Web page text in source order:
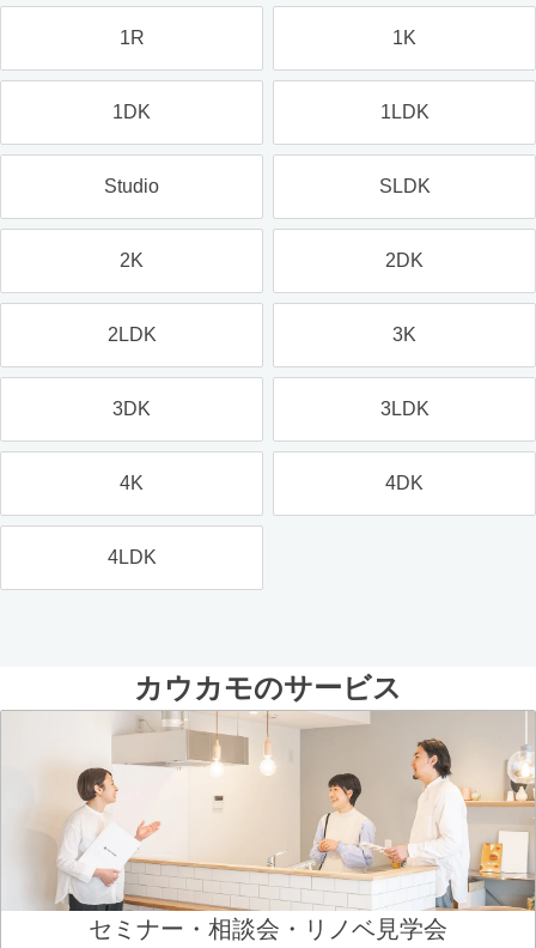
1R 1K
1DK 1LDK
Studio SLDK
2K 2DK
2LDK 3K
3DK 3LDK
4K 4DK
4LDK
カウカモのサービス
セミナー・相談会・リノベ見学会